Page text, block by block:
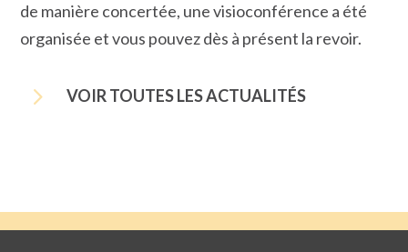
de manière concertée, une visioconférence a été
organisée et vous pouvez dès à présent la revoir.
5 VOIR TOUTES LES ACTUALITÉS